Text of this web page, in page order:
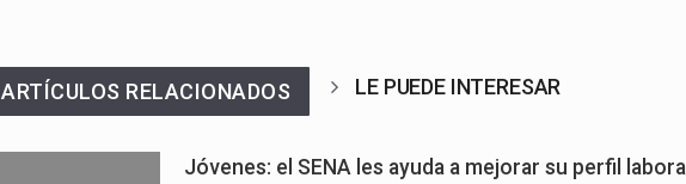
ARTÍCULOS RELACIONADOS LE PUEDE INTERESAR
Jóvenes: el SENA les ayuda a mejorar su perfil laboral